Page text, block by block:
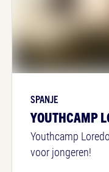
SPANJE
YOUTHCAMP
Youthcamp
voor jongeren!